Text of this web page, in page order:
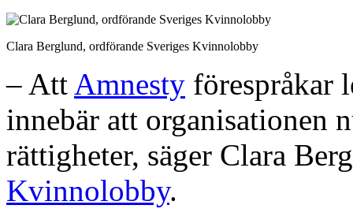
Clara Berglund, ordförande Sveriges Kvinnolobby
– Att Amnesty förespråkar
innebär att organisationen
rättigheter, säger Clara
Kvinnolobby.